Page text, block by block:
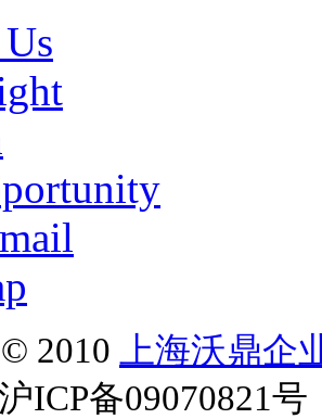
2010
上海沃鼎
ICP备09070821号